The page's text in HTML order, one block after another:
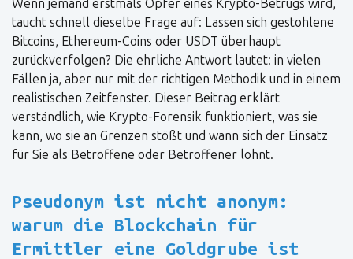
Wenn jemand erstmals Opfer eines Krypto-Betrugs wird,
taucht schnell dieselbe Frage auf: Lassen sich gestohlene
Bitcoins, Ethereum-Coins oder USDT überhaupt
zurückverfolgen? Die ehrliche Antwort lautet: in vielen
Fällen ja, aber nur mit der richtigen Methodik und in einem
realistischen Zeitfenster. Dieser Beitrag erklärt
verständlich, wie Krypto-Forensik funktioniert, was sie
kann, wo sie an Grenzen stößt und wann sich der Einsatz
für Sie als Betroffene oder Betroffener lohnt.
Pseudonym ist nicht anonym:
warum die Blockchain für
Ermittler eine Goldgrube ist